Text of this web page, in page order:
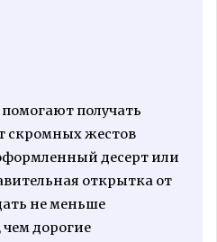
получать
скромных жестов
десерт или
открытка от
не меньше
дорогие